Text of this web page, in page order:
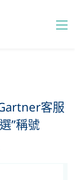
客服
”稱號